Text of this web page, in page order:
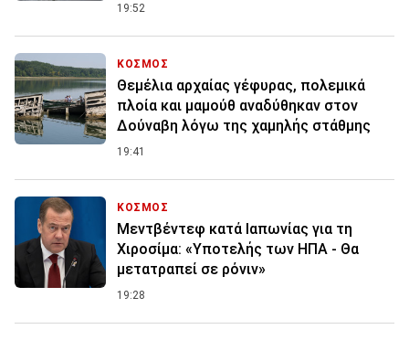
19:52
ΚΟΣΜΟΣ
Θεμέλια αρχαίας γέφυρας, πολεμικά
πλοία και μαμούθ αναδύθηκαν στον
Δούναβη λόγω της χαμηλής στάθμης
19:41
ΚΟΣΜΟΣ
Μεντβέντεφ κατά Ιαπωνίας για τη
Χιροσίμα: «Υποτελής των ΗΠΑ - Θα
μετατραπεί σε ρόνιν»
19:28